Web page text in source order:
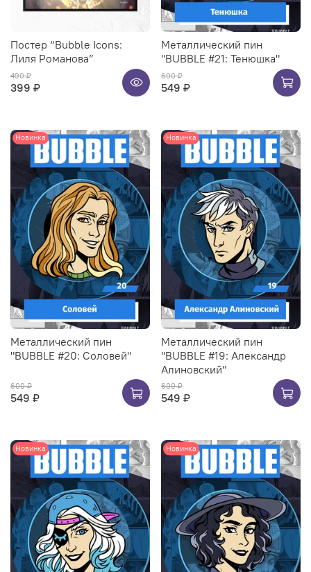
Постер “Bubble Icons:
Лиля Романова”
490 ₽
399 ₽
Металлический пин
"BUBBLE #21: Тенюшка"
600 ₽
549 ₽
Новинка
Металлический пин
"BUBBLE #20: Соловей"
600 ₽
549 ₽
Новинка
Металлический пин
"BUBBLE #19: Александр
Алиновский"
600 ₽
549 ₽
Новинка Новинка